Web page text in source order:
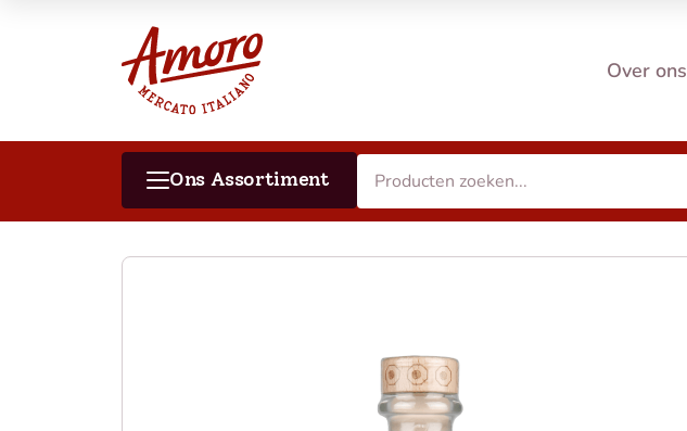
Over ons
Ons Assortiment